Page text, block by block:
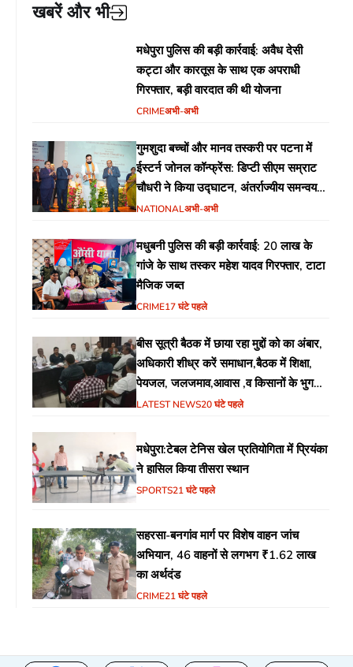
खबरें और भी
मधेपुरा पुलिस की बड़ी कार्रवाई: अवैध देसी
कट्टा और कारतूस के साथ एक अपराधी
गिरफ्तार, बड़ी वारदात की थी योजना
CRIMEअभी-अभी
गुमशुदा बच्चों और मानव तस्करी पर पटना में
ईस्टर्न जोनल कॉन्फ्रेंस: डिप्टी सीएम सम्राट
चौधरी ने किया उद्घाटन, अंतर्राज्यीय समन्वय
पर जोर
NATIONALअभी-अभी
मधुबनी पुलिस की बड़ी कार्रवाई: 20 लाख के
गांजे के साथ तस्कर महेश यादव गिरफ्तार, टाटा
मैजिक जब्त
CRIME17 घंटे पहले
बीस सूत्री बैठक में छाया रहा मुद्दों को का अंबार,
अधिकारी शीध्र करें समाधान,बैठक में शिक्षा,
पेयजल, जलजमाव,आवास ,व किसानों के भुगतान
का उठा मुद्दा
LATEST NEWS20 घंटे पहले
मधेपुरा:टेबल टेनिस खेल प्रतियोगिता में प्रियंका
ने हासिल किया तीसरा स्थान
SPORTS21 घंटे पहले
सहरसा-बनगांव मार्ग पर विशेष वाहन जांच
अभियान, 46 वाहनों से लगभग ₹1.62 लाख
का अर्थदंड
CRIME21 घंटे पहले